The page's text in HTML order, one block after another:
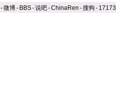
-微博- BBS-说吧-ChinaRen -搜狗 - 17173